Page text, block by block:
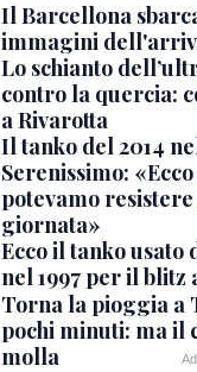
Il Barcellona
immagini
Lo schianto
contro la quercia:
a Rivarotta
Il tanko del 2014
Serenissimo:
potevamo
giornata»
Ecco il tanko usato
nel 1997 per il blitz
Torna la pioggia a
pochi minuti: ma il
molla